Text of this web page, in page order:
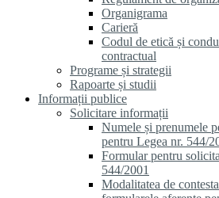
Organigrama
Carieră
Codul de etică și
contractual
Programe și strategii
Rapoarte și studii
Informații publice
Solicitare informații
Numele și prenumele
pentru Legea nr. 544/
Formular pentru
544/2001
Modalitatea de